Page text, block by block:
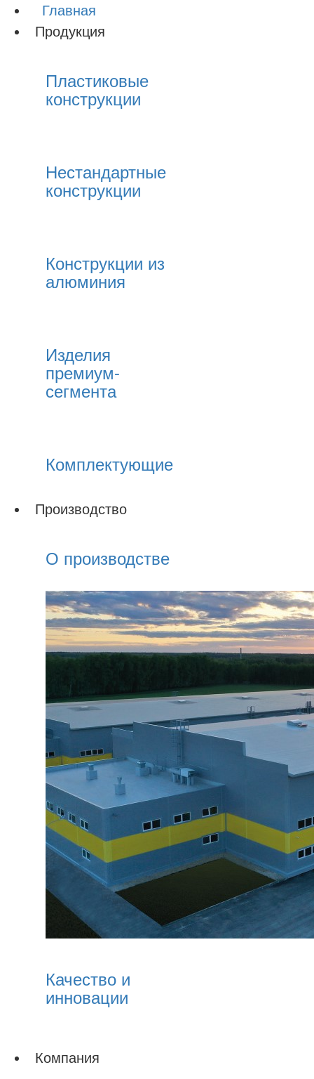
Главная
Продукция
Пластиковые
конструкции
Нестандартные
конструкции
Конструкции из
алюминия
Изделия
премиум-
сегмента
Комплектующие
Производство
О производстве
Качество и
инновации
Компания